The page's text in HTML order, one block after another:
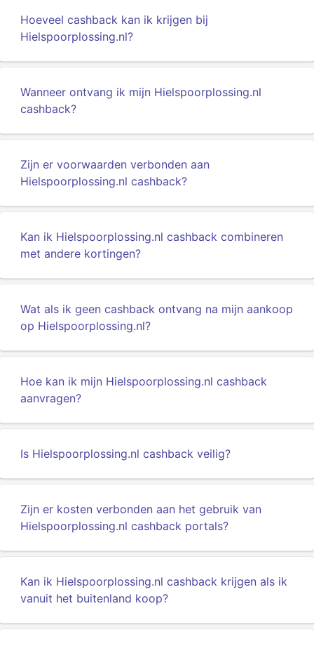
Hoeveel cashback kan ik krijgen bij
Hielspoorplossing.nl?
Wanneer ontvang ik mijn Hielspoorplossing.nl
cashback?
Zijn er voorwaarden verbonden aan
Hielspoorplossing.nl cashback?
Kan ik Hielspoorplossing.nl cashback combineren
met andere kortingen?
Wat als ik geen cashback ontvang na mijn aankoop
op Hielspoorplossing.nl?
Hoe kan ik mijn Hielspoorplossing.nl cashback
aanvragen?
Is Hielspoorplossing.nl cashback veilig?
Zijn er kosten verbonden aan het gebruik van
Hielspoorplossing.nl cashback portals?
Kan ik Hielspoorplossing.nl cashback krijgen als ik
vanuit het buitenland koop?